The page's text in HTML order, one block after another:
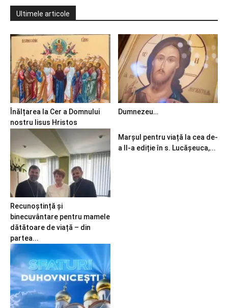
Ultimele articole
Înălțarea la Cer a Domnului
nostru Iisus Hristos
Dumnezeu…
Recunoștință și
binecuvântare pentru mamele
dătătoare de viață – din
partea...
Marșul pentru viață la cea de-
a II-a ediție în s. Lucășeuca,...